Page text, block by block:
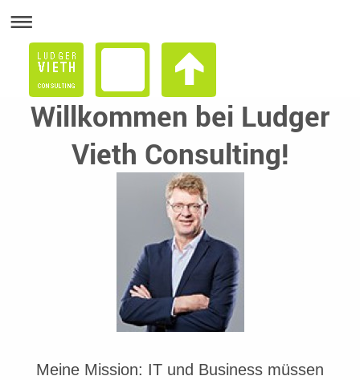
Willkommen bei Ludger
Vieth Consulting!
Meine Mission: IT und Business müssen